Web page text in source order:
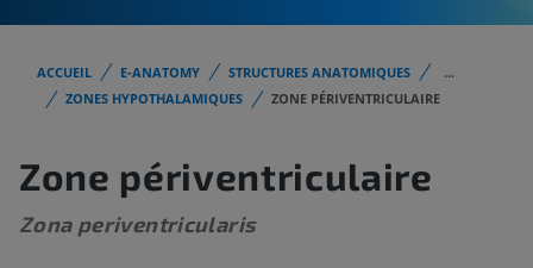
ACCUEIL E-ANATOMY STRUCTURES ANATOMIQUES
...
ZONES HYPOTHALAMIQUES
ZONE PÉRIVENTRICULAIRE
Zone périventriculaire
Zona periventricularis